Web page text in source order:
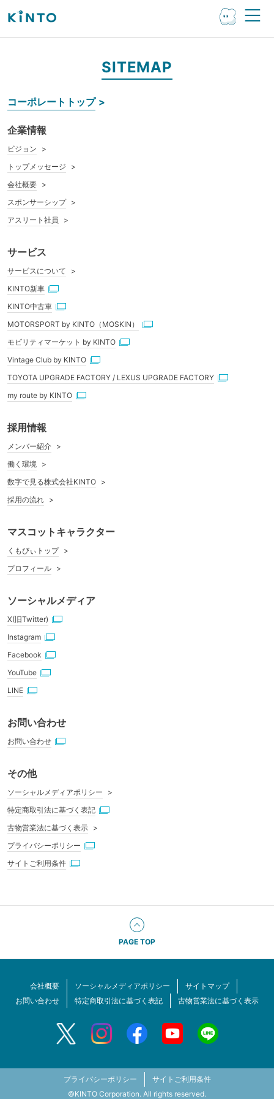
SITEMAP
コーポレートトップ
企業情報
ビジョン
トップメッセージ
会社概要
スポンサーシップ
アスリート社員
サービス
サービスについて
KINTO新車
KINTO中古車
MOTORSPORT by KINTO（MOSKIN）
モビリティマーケット by KINTO
Vintage Club by KINTO
TOYOTA UPGRADE FACTORY / LEXUS UPGRADE FACTORY
my route by KINTO
採用情報
メンバー紹介
働く環境
数字で見る株式会社KINTO
採用の流れ
マスコットキャラクター
くもびぃトップ
プロフィール
ソーシャルメディア
X(旧Twitter)
Instagram
Facebook
YouTube
LINE
お問い合わせ
お問い合わせ
その他
ソーシャルメディアポリシー
特定商取引法に基づく表記
古物営業法に基づく表示
プライバシーポリシー
サイトご利用条件
PAGE TOP
会社概要 ソーシャルメディアポリシー
サイトマップ
お問い合わせ
特定商取引法に基づく表記 古物営業法に基づく表示
プライバシーポリシー
サイトご利用条件
©KINTO Corporation. All rights reserved.